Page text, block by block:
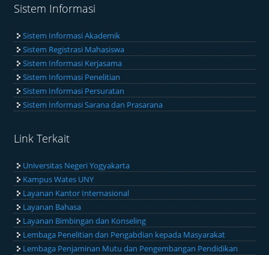
Sistem Informasi
Sistem Informasi Akademik
Sistem Registrasi Mahasiswa
Sistem Informasi Kerjasama
Sistem Informasi Penelitian
Sistem Informasi Persuratan
Sistem Informasi Sarana dan Prasarana
Link Terkait
Universitas Negeri Yogyakarta
Kampus Wates UNY
Layanan Kantor Internasional
Layanan Bahasa
Layanan Bimbingan dan Konseling
Lembaga Penelitian dan Pengabdian kepada Masyarakat
Lembaga Penjaminan Mutu dan Pengembangan Pendidikan